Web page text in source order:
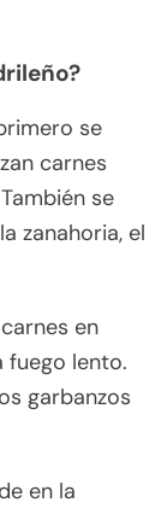
se
carnes
se
zanahoria, el
en
fuego lento.
garbanzos
en la